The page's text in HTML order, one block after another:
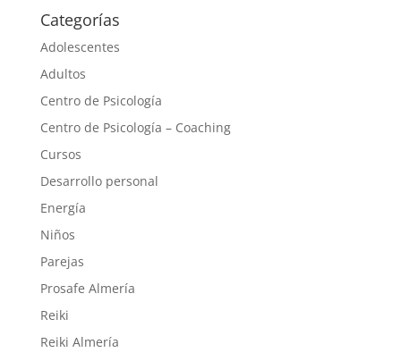
Categorías
Adolescentes
Adultos
Centro de Psicología
Centro de Psicología – Coaching
Cursos
Desarrollo personal
Energía
Niños
Parejas
Prosafe Almería
Reiki
Reiki Almería